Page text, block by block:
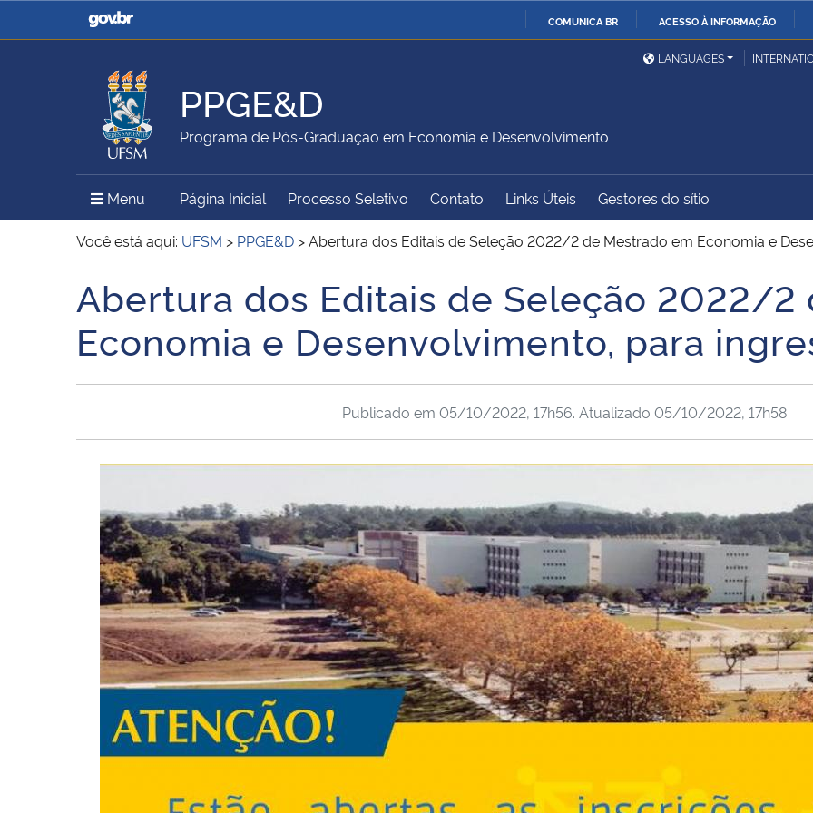
COMUNICA BR ACESSO À INFORMAÇÃO
Casa Civil
Ministério da Justiça e
Ministério da Defesa
Ministério das Relações
Exteriores
Ministério da Agricultura,
Pecuária e Abastecimento
Ministério da Educação
Ministério do Meio Ambiente Ministério do Turismo
Ministério do
Desenvolvimento Regional
Controladoria-Geral da
União
Secretaria de Governo
Gabinete de Segurança
Institucional
Advocacia-Geral da União Banco Central do Brasil
LANGUAGES
PPGE&D
Programa de Pós-Graduação em Economia e Desenvolvimento
Menu Menu Principal do Sítio
Página Inicial Processo Seletivo Contato Links Úteis Gestores do sítio
Você está aqui: UFSM > PPGE&D >Abertura dos Editais de Seleção 2022/2 de Mestrado em Economia e
Início do conteúdo
Abertura dos Editais de Seleção 2022/2
Economia e Desenvolvimento, para
Publicado em 05/10/2022, 17h56. Atualizado 05/10/2022, 17h58